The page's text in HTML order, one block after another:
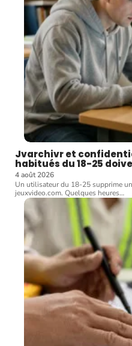
Jvarchivr et
habitués du 18-25
4 août 2026
Un utilisateur du 18-25 supprime
jeuxvideo.com. Quelques heures…